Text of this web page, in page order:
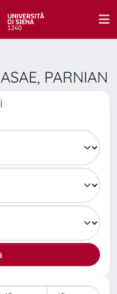
PARNIAN